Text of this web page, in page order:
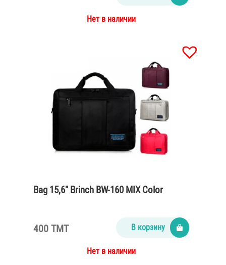
Нет в наличии
Bag 15,6″ Brinch BW-160 MIX Color
400 TMT В корзину
Нет в наличии